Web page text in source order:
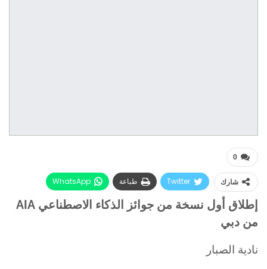
0
شارك Twitter طباعة
WhatsApp
البريد الإلكتروني
Facebook
إطلاق أول نسخة من جوائز الذكاء الاصطناعي AIA
من دبي
نادية الصبار